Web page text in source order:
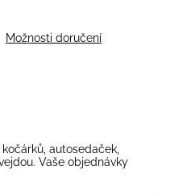
Možnosti doručení
autosedaček,
Vaše objednávky